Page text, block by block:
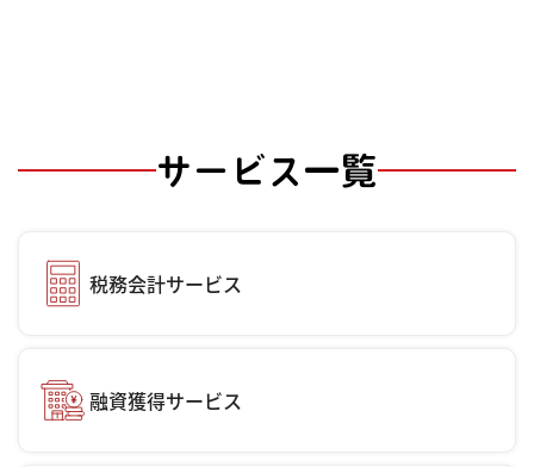
サービス一覧
税務会計サービス
融資獲得サービス